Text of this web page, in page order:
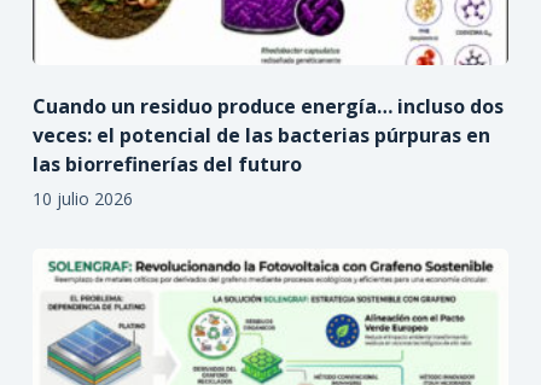
Cuando un residuo produce energía… incluso dos
veces: el potencial de las bacterias púrpuras en
las biorrefinerías del futuro
10 julio 2026